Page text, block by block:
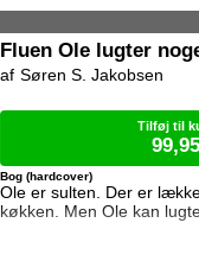
Fluen Ole lugter
Ole er sulten. Der er
køkken. Men Ole kan
Bog (hardcover)
Søren S. Jakobsen
Tilføj til
99,95